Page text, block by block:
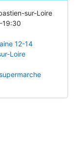
sur-Loire
19:30
12-14
Loire